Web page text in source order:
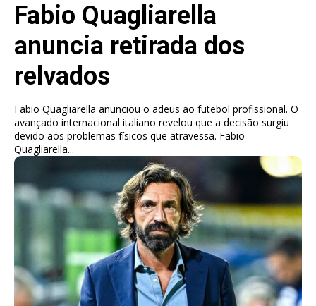
Fabio Quagliarella
anuncia retirada dos
relvados
Fabio Quagliarella anunciou o adeus ao futebol profissional. O
avançado internacional italiano revelou que a decisão surgiu
devido aos problemas físicos que atravessa. Fabio
Quagliarella...